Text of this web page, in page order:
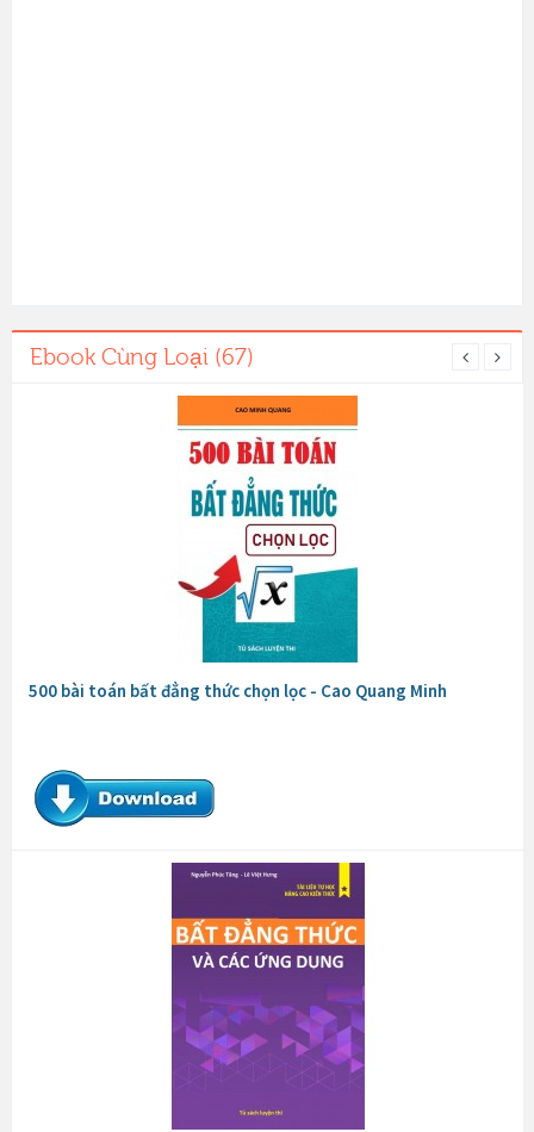
Ebook Cùng Loại (67)
500 bài toán bất đẳng thức chọn lọc - Cao Quang Minh